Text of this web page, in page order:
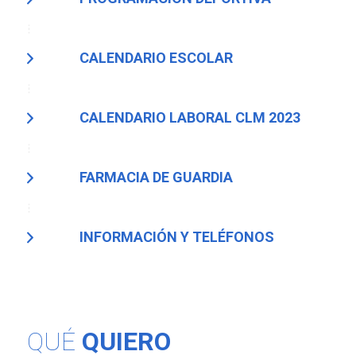
CALENDARIO ESCOLAR
CALENDARIO LABORAL CLM 2023
FARMACIA DE GUARDIA
INFORMACIÓN Y TELÉFONOS
QUÉ QUIERO